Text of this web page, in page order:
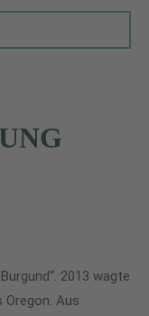
2013 wagte
Oregon. Aus